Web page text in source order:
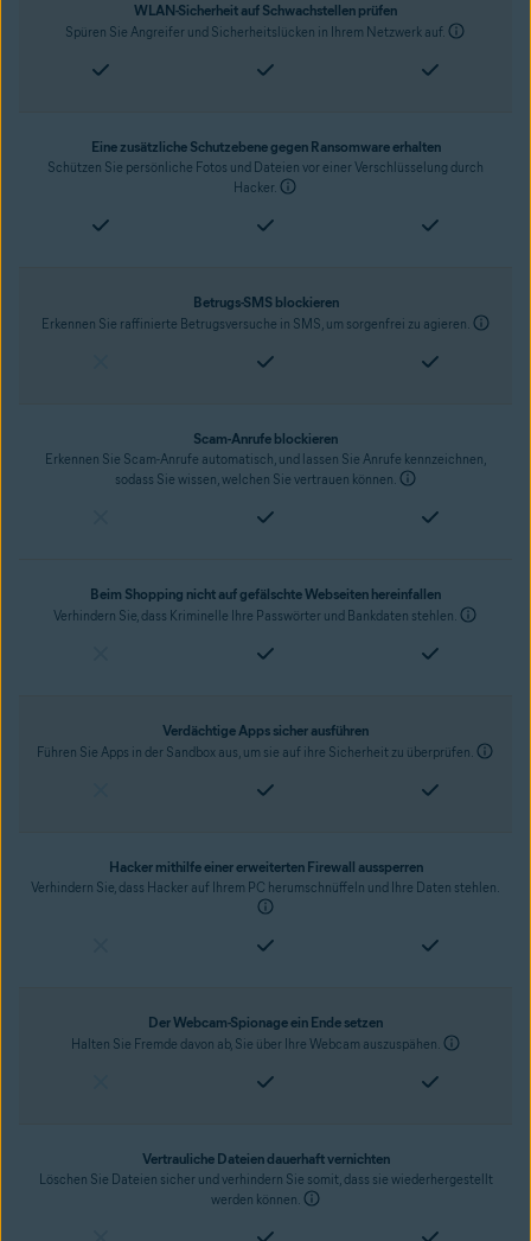
WLAN-Sicherheit auf Schwachstellen prüfen
Spüren Sie Angreifer und Sicherheitslücken in Ihrem Netzwerk auf.
Eine zusätzliche Schutzebene gegen Ransomware erhalten
Schützen Sie persönliche Fotos und Dateien vor einer Verschlüsselung durch
Hacker.
Betrugs-SMS blockieren
Erkennen Sie raffinierte Betrugsversuche in SMS, um sorgenfrei zu agieren.
Scam-Anrufe blockieren
Erkennen Sie Scam-Anrufe automatisch, und lassen Sie Anrufe kennzeichnen,
sodass Sie wissen, welchen Sie vertrauen können.
Beim Shopping nicht auf gefälschte Webseiten hereinfallen
Verhindern Sie, dass Kriminelle Ihre Passwörter und Bankdaten stehlen.
Verdächtige Apps sicher ausführen
Führen Sie Apps in der Sandbox aus, um sie auf ihre Sicherheit zu überprüfen.
Hacker mithilfe einer erweiterten Firewall aussperren
Verhindern Sie, dass Hacker auf Ihrem PC herumschnüffeln und Ihre Daten stehlen.
Der Webcam-Spionage ein Ende setzen
Halten Sie Fremde davon ab, Sie über Ihre Webcam auszuspähen.
Vertrauliche Dateien dauerhaft vernichten
Löschen Sie Dateien sicher und verhindern Sie somit, dass sie wiederhergestellt
werden können.